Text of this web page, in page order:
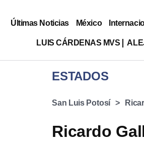
Últimas Noticias México
LUIS CÁRDENAS MVS
ESTADOS
San Luis Potosí
Ricardo